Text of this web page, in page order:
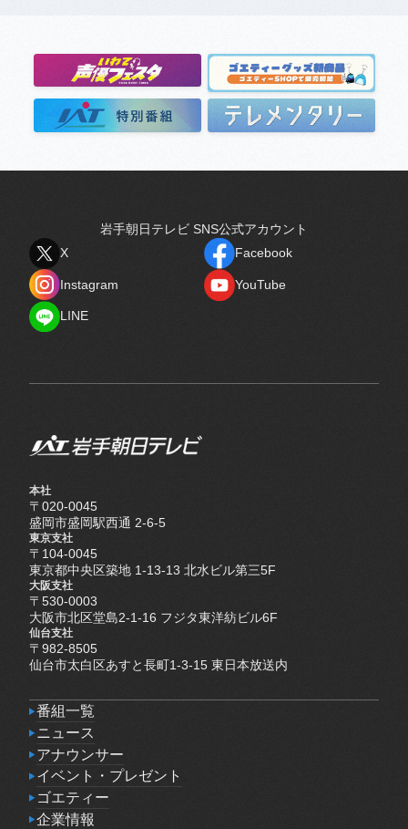
岩手朝日テレビ SNS公式アカウント
X
Facebook
Instagram
YouTube
LINE
本社
〒020-0045
盛岡市盛岡駅西通 2-6-5
東京支社
〒104-0045
東京都中央区築地 1-13-13 北水ビル第三5F
大阪支社
〒530-0003
大阪市北区堂島2-1-16 フジタ東洋紡ビル6F
仙台支社
〒982-8505
仙台市太白区あすと長町1-3-15 東日本放送内
番組一覧
番組一覧
ニュース
ニュース
アナウンサー
アナウンサー
イベント・プレゼント
イベント・プレゼント
ゴエティー
ゴエティー
企業情報